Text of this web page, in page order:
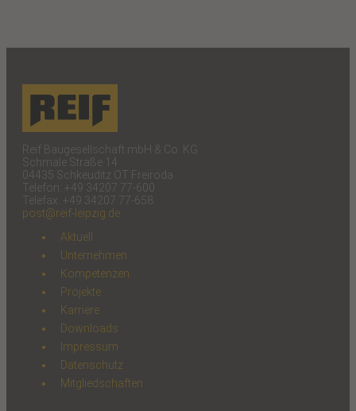
Reif Baugesellschaft mbH & Co. KG
Schmale Straße 14
04435 Schkeuditz OT Freiroda
Telefon: +49 34207 77-600
Telefax: +49 34207 77-658
post@reif-leipzig.de
Aktuell
Unternehmen
Kompetenzen
Projekte
Karriere
Downloads
Impressum
Datenschutz
Mitgliedschaften